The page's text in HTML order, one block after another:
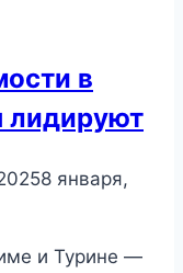
в
лидируют
8 января,
и Турине —